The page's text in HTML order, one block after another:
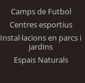
Camps de Futbol
Centres esportius
Instal·lacions en parcs i
jardins
Espais Naturals